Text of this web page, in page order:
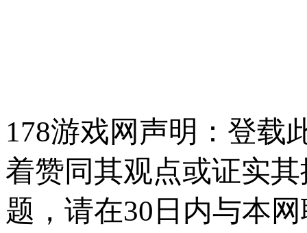
178游戏网声明：登载
着赞同其观点或证实
题，请在30日内与本